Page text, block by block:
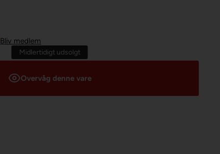
Bliv medlem
Midlertidigt udsolgt
Overvåg denne vare